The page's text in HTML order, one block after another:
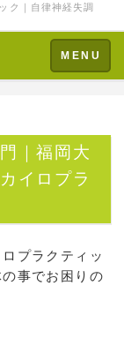
ク｜自律神経失調
Toggle
navigation
MENU
｜福岡大
イロプラ
プラクティッ
事でお困りの